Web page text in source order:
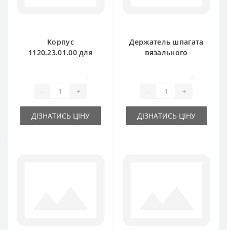
Корпус
1120.23.01.00 для
- +
ДІЗНАТИСЬ ЦІНУ
Держатель шпагата
вязального
Welger
- +
ДІЗНАТИСЬ ЦІНУ